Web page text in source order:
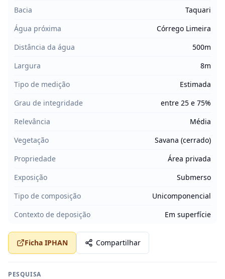
Bacia
Taquari
Água próxima
Córrego Limeira
Distância da água
500m
Largura
8m
Tipo de medição
Estimada
Grau de integridade
entre 25 e 75%
Relevância
Média
Vegetação
Savana (cerrado)
Propriedade
Área privada
Exposição
Submerso
Tipo de composição
Unicomponencial
Contexto de deposição
Em superfície
Ficha IPHAN Compartilhar
PESQUISA